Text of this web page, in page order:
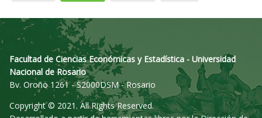
Facultad de Ciencias Económicas y Estadística - Universidad
Nacional de Rosario
Bv. Oroño 1261 - S2000DSM - Rosario
Copyright © 2021. All Rights Reserved.